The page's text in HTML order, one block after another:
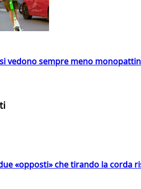
vedono sempre meno
«opposti» che tirando la corda